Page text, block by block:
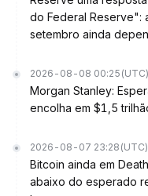
do Federal Reserve":
setembro ainda
2026-08-08 00:25 (UTC)
Morgan Stanley:
encolha em $1,5
2026-08-07 23:28 (UTC)
Bitcoin ainda em
abaixo do esperado